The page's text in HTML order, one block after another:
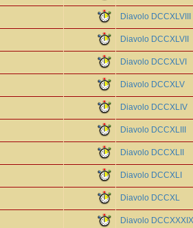
Diavolo DCCXLVIII
Diavolo DCCXLVII
Diavolo DCCXLVI
Diavolo DCCXLV
Diavolo DCCXLIV
Diavolo DCCXLIII
Diavolo DCCXLII
Diavolo DCCXLI
Diavolo DCCXL
Diavolo DCCXXXIX